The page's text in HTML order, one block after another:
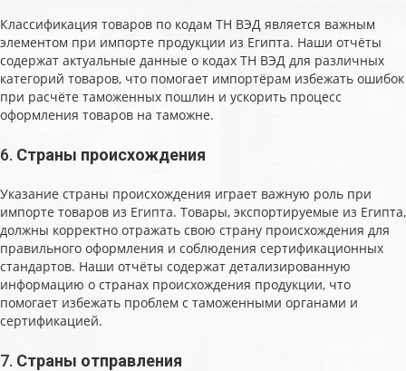
Классификация товаров по кодам ТН ВЭД является важным
элементом при импорте продукции из Египта. Наши отчёты
содержат актуальные данные о кодах ТН ВЭД для различных
категорий товаров, что помогает импортёрам избежать ошибок
при расчёте таможенных пошлин и ускорить процесс
оформления товаров на таможне.
6. Страны происхождения
Указание страны происхождения играет важную роль при
импорте товаров из Египта. Товары, экспортируемые из Египта,
должны корректно отражать свою страну происхождения для
правильного оформления и соблюдения сертификационных
стандартов. Наши отчёты содержат детализированную
информацию о странах происхождения продукции, что
помогает избежать проблем с таможенными органами и
сертификацией.
7. Страны отправления